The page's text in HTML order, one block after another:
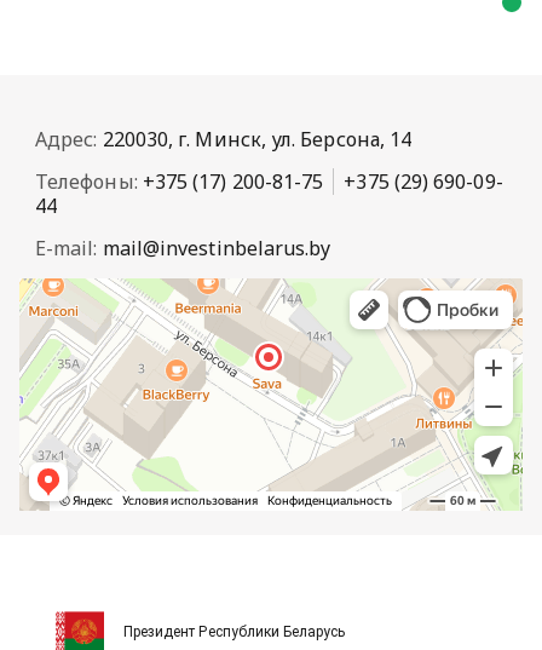
Адрес: 220030, г. Минск, ул. Берсона, 14
Телефоны: +375 (17) 200-81-75
+375 (29) 690-09-
44
E-mail: mail@investinbelarus.by
Президент Республики Беларусь